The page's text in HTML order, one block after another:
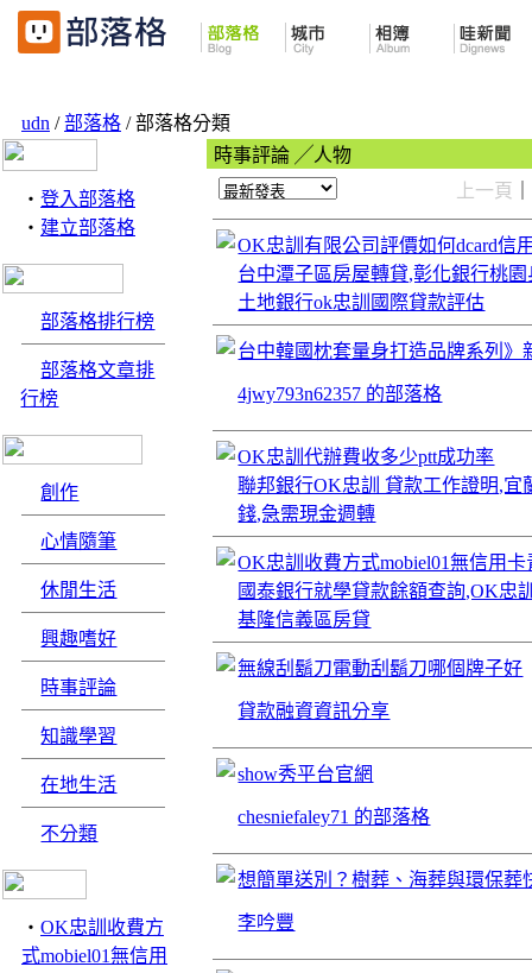
udn /部落格 / 部落格分類
‧ 登入部落格
‧ 建立部落格
部落格排行榜
部落格文章排
行榜
創作
心情隨筆
休閒生活
興趣嗜好
時事評論
知識學習
在地生活
不分類
‧ OK忠訓收費方
式mobiel01無信用
時事評論 ╱人物
上一頁
OK忠訓有限公司評價如何dcard信
台中潭子區房屋轉貸,彰化銀行桃
土地銀行ok忠訓國際貸款評估
台中韓國枕套量身打造品牌系列
4jwy793n62357 的部落格
OK忠訓代辦費收多少ptt成功率
聯邦銀行OK忠訓 貸款工作證明,宜
錢,急需現金週轉
OK忠訓收費方式mobiel01無信用
國泰銀行就學貸款餘額查詢,OK忠
基隆信義區房貸
無線刮鬍刀電動刮鬍刀哪個牌子好
貸款融資資訊分享
show秀平台官網
chesniefaley71 的部落格
想簡單送別？樹葬、海葬與環保葬
李吟豐